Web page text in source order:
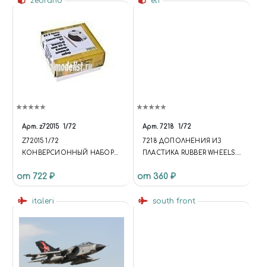
Арт. z72015 1/72
Z72015 1/72
КОНВЕРСИОННЫЙ НАБОР
(БАШНЯ И СТВОЛ)
от 722 ₽
Арт. 7218 1/72
7218 ДОПОЛНЕНИЯ ИЗ
ПЛАСТИКА RUBBER WHEELS.
от 360 ₽
italeri south front